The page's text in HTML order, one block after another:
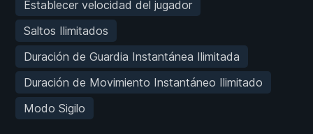
Establecer velocidad del jugador
Saltos Ilimitados
Duración de Guardia Instantánea Ilimitada
Duración de Movimiento Instantáneo Ilimitado
Modo Sigilo